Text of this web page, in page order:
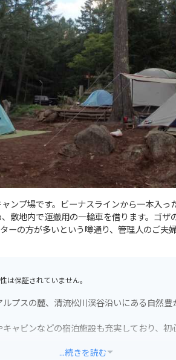
ンプ場です。ビーナスラインから一本入っ
敷地内で運搬用の一輪車を借ります。ゴ
ーの方が多いという噂通り、管理人のご夫
保証されていません。
プスの麓、清流松川渓谷沿いにある自然豊
ャビンなどの宿泊施設も充実しており、
...続きを読む